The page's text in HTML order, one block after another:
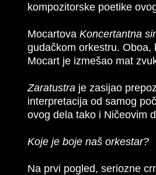
kompozitorske poetike
Mocartova Koncertantna
gudačkom orkestru.
Mocart je izmešao mat
Zaratustra je zasijao
interpretacija od samog
ovog dela tako i Ničeovim
Koje je boje naš orkestar?
Na prvi pogled, seriozne